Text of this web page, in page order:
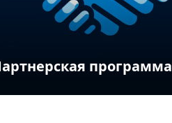
программа